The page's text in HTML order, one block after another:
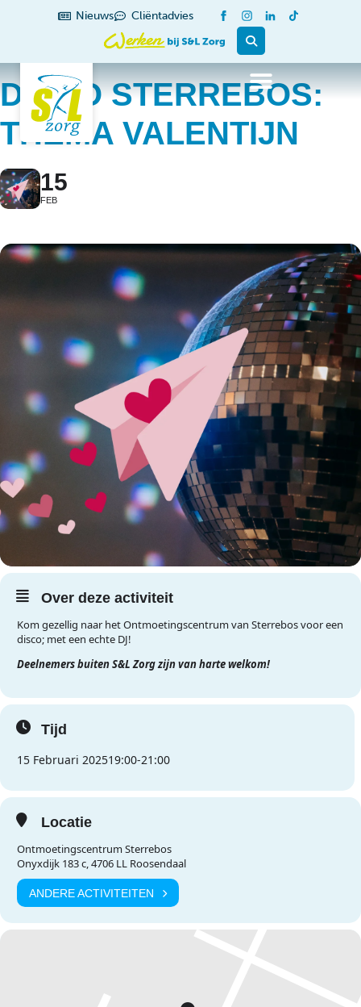
Nieuws Cliëntadvies
DISCO STERREBOS:
THEMA VALENTIJN
15
FEB
Over deze activiteit
Kom gezellig naar het Ontmoetingscentrum van Sterrebos voor een
disco; met een echte DJ!
Deelnemers buiten S&L Zorg zijn van harte welkom!
Tijd
15 Februari 202519:00-21:00
Locatie
Ontmoetingscentrum Sterrebos
Onyxdijk 183 c, 4706 LL Roosendaal
ANDERE ACTIVITEITEN